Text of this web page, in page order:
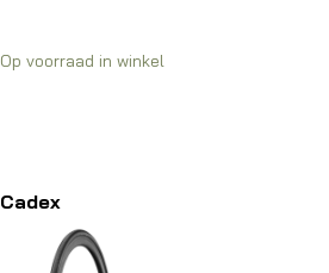
Op voorraad in winkel
Cadex